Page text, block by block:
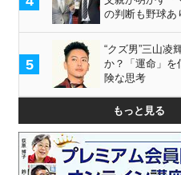
の判断も野球あ
5
“クズ男”三山凌
か？「運命」を
険な思考
もっと見る